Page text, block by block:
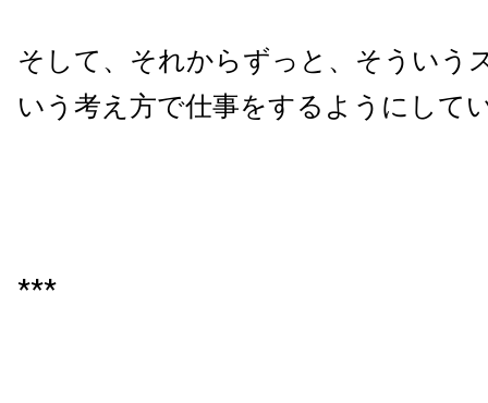
そして、それからずっと、そういう
いう考え方で仕事をするようにして
***